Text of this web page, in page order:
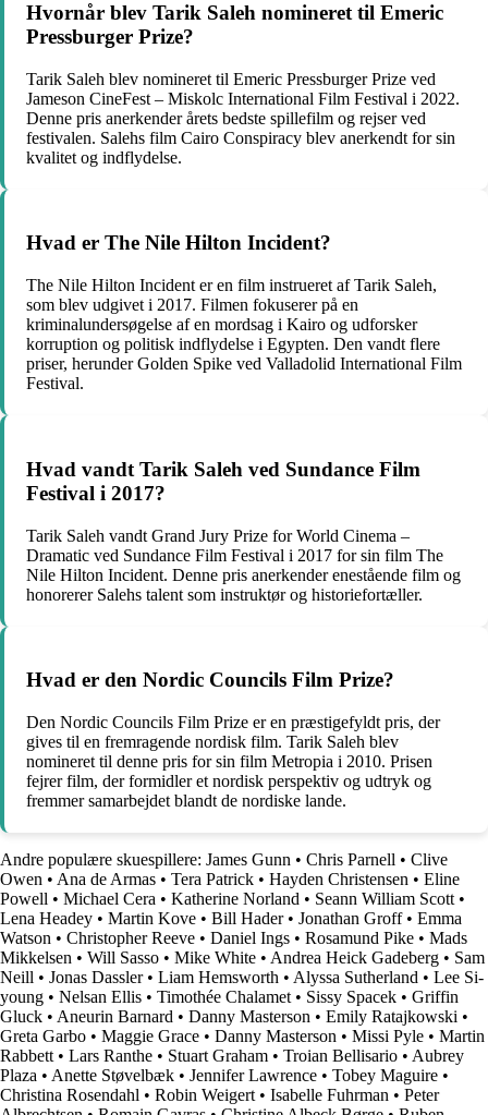
Hvornår blev Tarik Saleh nomineret til Emeric
Pressburger Prize?
Tarik Saleh blev nomineret til Emeric Pressburger Prize ved
Jameson CineFest – Miskolc International Film Festival i 2022.
Denne pris anerkender årets bedste spillefilm og rejser ved
festivalen. Salehs film Cairo Conspiracy blev anerkendt for sin
kvalitet og indflydelse.
Hvad er The Nile Hilton Incident?
The Nile Hilton Incident er en film instrueret af Tarik Saleh,
som blev udgivet i 2017. Filmen fokuserer på en
kriminalundersøgelse af en mordsag i Kairo og udforsker
korruption og politisk indflydelse i Egypten. Den vandt flere
priser, herunder Golden Spike ved Valladolid International Film
Festival.
Hvad vandt Tarik Saleh ved Sundance Film
Festival i 2017?
Tarik Saleh vandt Grand Jury Prize for World Cinema –
Dramatic ved Sundance Film Festival i 2017 for sin film The
Nile Hilton Incident. Denne pris anerkender enestående film og
honorerer Salehs talent som instruktør og historiefortæller.
Hvad er den Nordic Councils Film Prize?
Den Nordic Councils Film Prize er en præstigefyldt pris, der
gives til en fremragende nordisk film. Tarik Saleh blev
nomineret til denne pris for sin film Metropia i 2010. Prisen
fejrer film, der formidler et nordisk perspektiv og udtryk og
fremmer samarbejdet blandt de nordiske lande.
Andre populære skuespillere: James Gunn • Chris Parnell • Clive
Owen • Ana de Armas • Tera Patrick • Hayden Christensen • Eline
Powell • Michael Cera • Katherine Norland • Seann William Scott •
Lena Headey • Martin Kove • Bill Hader• Jonathan Groff• Emma
Watson • Christopher Reeve • Daniel Ings • Rosamund Pike • Mads
Mikkelsen • Will Sasso • Mike White • Andrea Heick Gadeberg • Sam
Neill • Jonas Dassler• Liam Hemsworth • Alyssa Sutherland • Lee Si-
young • Nelsan Ellis • Timothée Chalamet • Sissy Spacek • Griffin
Gluck • Aneurin Barnard • Danny Masterson • Emily Ratajkowski •
Greta Garbo • Maggie Grace • Danny Masterson • Missi Pyle • Martin
Rabbett • Lars Ranthe • Stuart Graham • Troian Bellisario • Aubrey
Plaza • Anette Støvelbæk • Jennifer Lawrence • Tobey Maguire •
Christina Rosendahl • Robin Weigert • Isabelle Fuhrman • Peter